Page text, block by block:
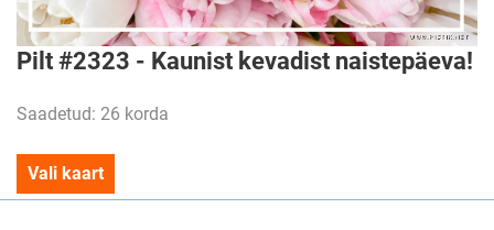
Pilt #2323 - Kaunist kevadist naistepäeva!
Saadetud: 26 korda
Vali kaart